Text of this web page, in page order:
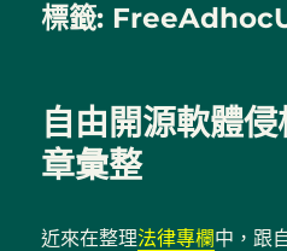
標籤:
自由開源軟體
章彙整
近來在整理法律專欄中，跟